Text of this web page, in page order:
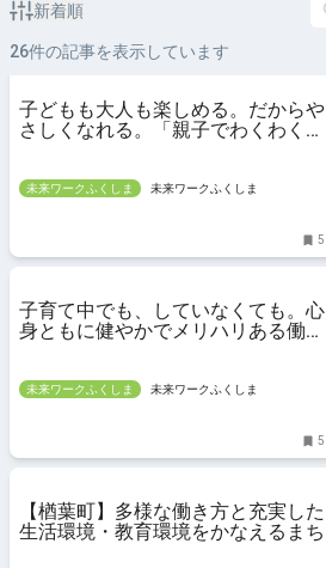
新着順
26件の記事を表示しています
子どもも大人も楽しめる。だからや
さしくなれる。「親子でわくわくつ
未来ワークふくしま 未来ワークふくしま
5
子育て中でも、していなくても。心
身ともに健やかでメリハリある働き
未来ワークふくしま 未来ワークふくしま
5
【楢葉町】多様な働き方と充実した
生活環境・教育環境をかなえるまち